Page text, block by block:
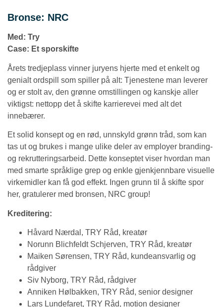
Bronse: NRC
Med: Try
Case: Et sporskifte
Årets tredjeplass vinner juryens hjerte med et enkelt og
genialt ordspill som spiller på alt: Tjenestene man leverer
og er stolt av, den grønne omstillingen og kanskje aller
viktigst: nettopp det å skifte karrierevei med alt det
innebærer.
Et solid konsept og en rød, unnskyld grønn tråd, som kan
tas ut og brukes i mange ulike deler av employer branding-
og rekrutteringsarbeid. Dette konseptet viser hvordan man
med smarte språklige grep og enkle gjenkjennbare visuelle
virkemidler kan få god effekt. Ingen grunn til å skifte spor
her, gratulerer med bronsen, NRC group!
Kreditering:
Håvard Nærdal, TRY Råd, kreatør
Norunn Blichfeldt Schjerven, TRY Råd, kreatør
Maiken Sørensen, TRY Råd, kundeansvarlig og
rådgiver
Siv Nyborg, TRY Råd, rådgiver
Anniken Hølbakken, TRY Råd, senior designer
Lars Lundefaret, TRY Råd, motion designer